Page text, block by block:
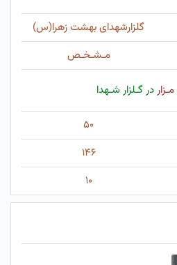
گلزارشهدای بهشت زهرا(س)
مـشـخـص
مـزاردر گـلزار شـهدا
۵۰
۱۴۶
۱۰